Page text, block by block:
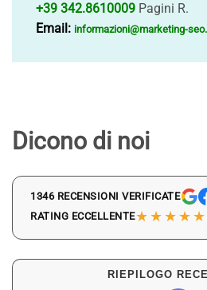
+39 342.8610009 Pagini R.
Email: informazioni@marketing-
Dicono di noi
1346 RECENSIONI VERIFICATE
RATING ECCELLENTE★★★★★
RIEPILOGO